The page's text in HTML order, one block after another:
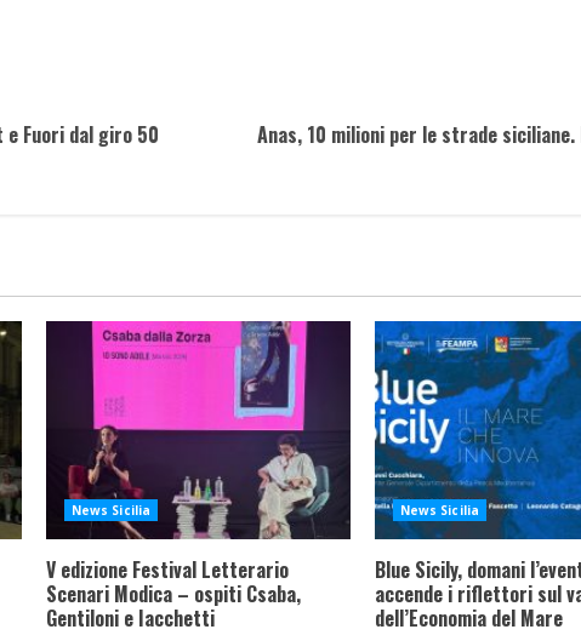
Fuori dal giro 50
Anas, 10 milioni per le strade siciliane.
News Sicilia
V edizione Festival Letterario
Scenari Modica – ospiti Csaba,
Gentiloni e Iacchetti
News Sicilia
Blue Sicily, domani
accende i riflettori sul
dell’Economia del Mare